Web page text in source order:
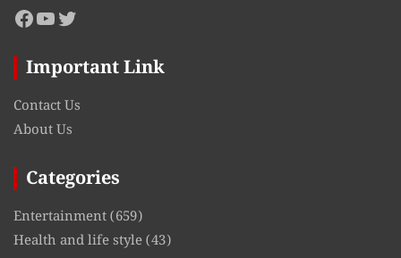
Facebook
YouTube
Twitter
Important Link
Contact Us
About Us
Categories
Entertainment(659)
Health and life style(43)